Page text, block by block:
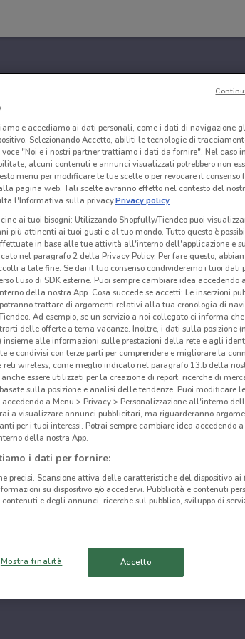
e accediamo ai dati personali, come i dati di navigazione
Selezionando Accetto, abiliti le tecnologie di
"Noi e i nostri partner trattiamo i dati da fornire". Nel caso
alcuni contenuti e annunci visualizzati potrebbero non
menu per modificare le tue scelte o per revocare il consenso
pagina web. Tali scelte avranno effetto nel contesto del
l'Informativa sulla privacy.Privacy policy
ai tuoi bisogni: Utilizzando Shopfully/Tiendeo puoi
più attinenti ai tuoi gusti e al tuo mondo. Tutto questo è
in base alle tue attività all'interno dell'applicazione e
nel paragrafo 2 della Privacy Policy. Per fare questo,
a tale fine. Se dai il tuo consenso condivideremo i tuoi dati
l’uso di SDK esterne. Puoi sempre cambiare idea accedendo
della nostra App. Cosa succede se accetti: Le inserzioni
trattare di argomenti relativi alla tua cronologia di
Ad esempio, se un servizio a noi collegato ci informa
delle offerte a tema vacanze. Inoltre, i dati sulla posizione
insieme alle informazioni sulle prestazioni della rete e agli
e condivisi con terze parti per comprendere e migliorare la
reti wireless, come meglio indicato nel paragrafo 13.b della
essere utilizzati per la creazione di report, ricerche di
sulla posizione e analisi delle tendenze. Puoi modificare
a Menu > Privacy > Personalizzazione all'interno
a visualizzare annunci pubblicitari, ma riguarderanno
per i tuoi interessi. Potrai sempre cambiare idea accedendo
della nostra App.
i dati per fornire:
precisi. Scansione attiva delle caratteristiche del dispositivo ai
su dispositivo e/o accedervi. Pubblicità e contenuti
e degli annunci, ricerche sul pubblico, sviluppo di
Mostra finalità Accetto